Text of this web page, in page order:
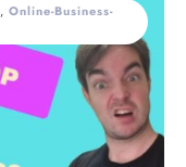
, Online-Business-